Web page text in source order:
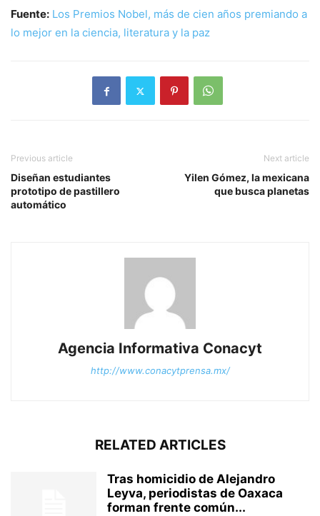
Fuente: Los Premios Nobel, más de cien años premiando a
lo mejor en la ciencia, literatura y la paz
Previous article
Diseñan estudiantes
prototipo de pastillero
automático
Next article
Yilen Gómez, la mexicana
que busca planetas
Agencia Informativa Conacyt
http://www.conacytprensa.mx/
RELATED ARTICLES
Tras homicidio de Alejandro
Leyva, periodistas de Oaxaca
forman frente común...